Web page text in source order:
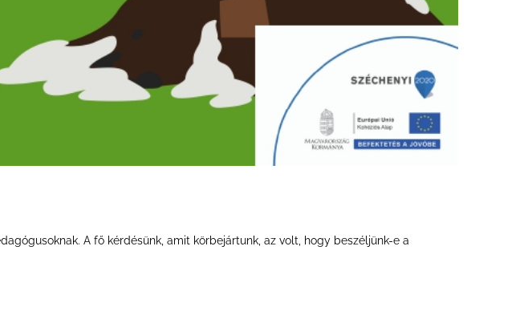
A fő kérdésünk, amit körbejártunk, az volt, hogy beszéljünk-e a